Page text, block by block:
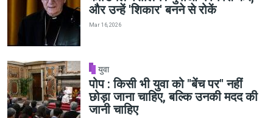
और उन्हें 'शिकार' बनने से रोकें
Mar 16, 2026
युवा
पोप : किसी भी युवा को "बेंच पर" नहीं
छोड़ा जाना चाहिए, बल्कि उनकी मदद की
जानी चाहिए